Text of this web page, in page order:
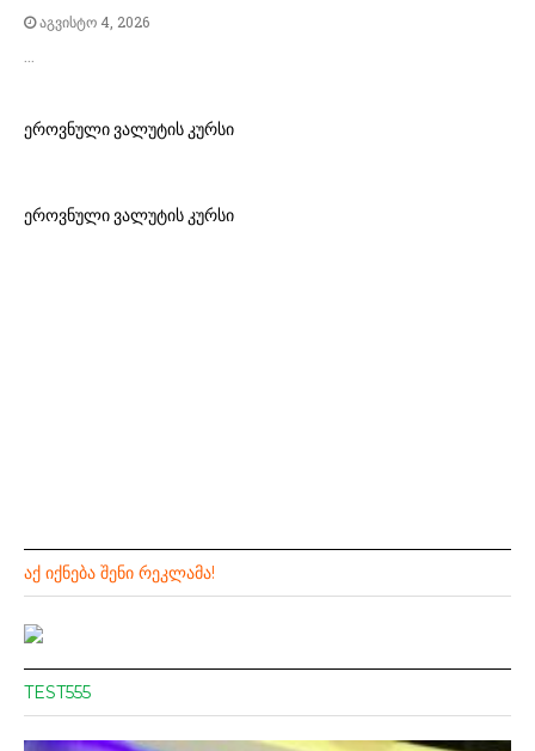
აგვისტო 4, 2026
…
ეროვნული ვალუტის კურსი
ეროვნული ვალუტის კურსი
ᲐᲥ ᲘᲥᲜᲔᲑᲐ ᲨᲔᲜᲘ ᲠᲔᲙᲚᲐᲛᲐ!
TEST555